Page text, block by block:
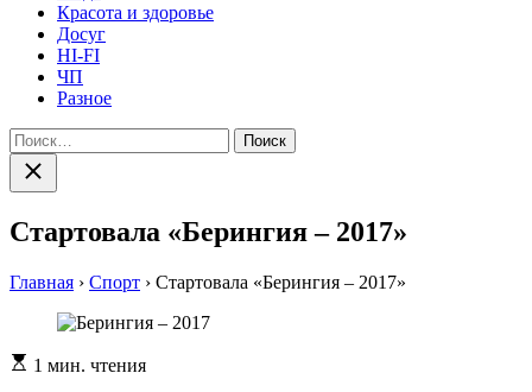
Красота и здоровье
Досуг
HI-FI
ЧП
Разное
Найти:
Закрыть
поиск
Стартовала «Берингия – 2017»
Главная › Спорт › Стартовала «Берингия – 2017»
Расчетное
1 мин. чтения